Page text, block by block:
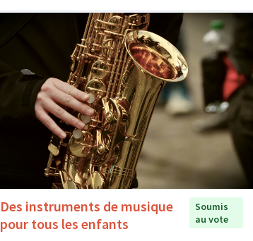
Des instruments de musique
pour tous les enfants
Soumis
au vote